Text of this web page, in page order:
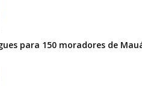
para 150 moradores de